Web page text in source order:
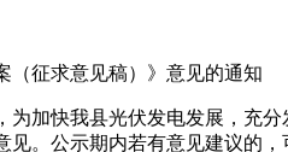
（征求意见稿）》意见的通知
加快我县光伏发电发展，充
。公示期内若有意见建议的